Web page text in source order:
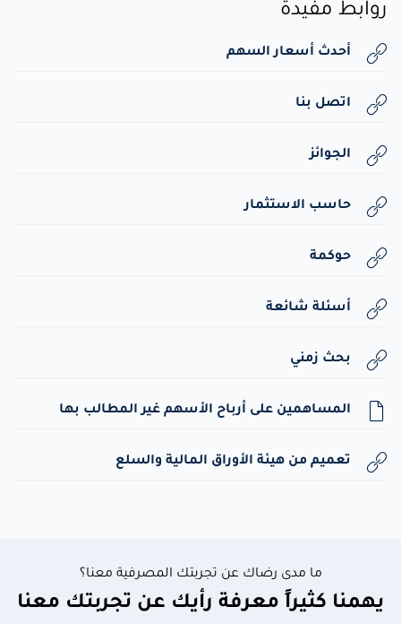
روابط مفيدة
أحدث أسعار السهم
اتصل بنا
الجوائز
حاسب الاستثمار
حوكمة
أسئلة شائعة
بحث زمني
المساهمين على أرباح الأسهم غير المطالب بها
تعميم من هيئة الأوراق المالية والسلع
ما مدى رضاك عن تجربتك المصرفية معنا؟
يهمنا كثيراً معرفة رأيك عن تجربتك معنا